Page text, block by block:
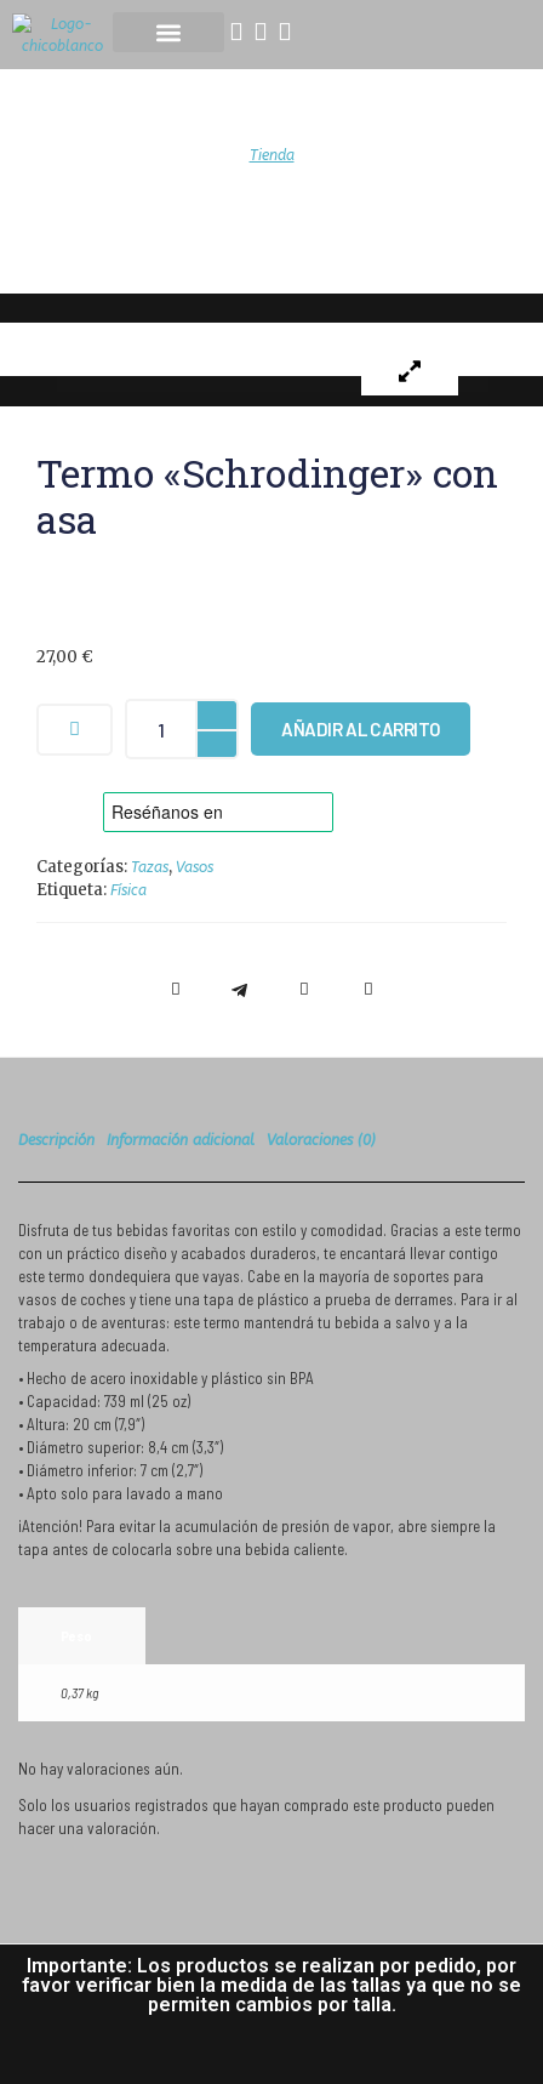
Tienda
Termo «Schrodinger» con
asa
27,00 €
AÑADIR AL CARRITO
Categorías: Tazas, Vasos
Etiqueta: Física
Descripción Información adicional Valoraciones (0)
Disfruta de tus bebidas favoritas con estilo y comodidad. Gracias a este termo
con un práctico diseño y acabados duraderos, te encantará llevar contigo
este termo dondequiera que vayas. Cabe en la mayoría de soportes para
vasos de coches y tiene una tapa de plástico a prueba de derrames. Para ir al
trabajo o de aventuras: este termo mantendrá tu bebida a salvo y a la
temperatura adecuada.
• Hecho de acero inoxidable y plástico sin BPA
• Capacidad: 739 ml (25 oz)
• Altura: 20 cm (7,9″)
• Diámetro superior: 8,4 cm (3,3″)
• Diámetro inferior: 7 cm (2,7″)
• Apto solo para lavado a mano
¡Atención! Para evitar la acumulación de presión de vapor, abre siempre la
tapa antes de colocarla sobre una bebida caliente.
0,37 kg
No hay valoraciones aún.
Solo los usuarios registrados que hayan comprado este producto pueden
hacer una valoración.
Importante: Los productos se realizan por pedido, por
favor verificar bien la medida de las tallas ya que no se
permiten cambios por talla.